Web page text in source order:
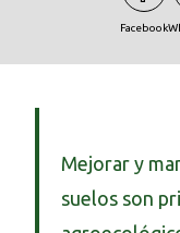
Facebook
Mejorar y
suelos son